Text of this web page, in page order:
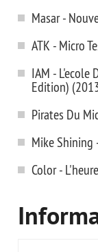
Masar -
ATK - Micro
IAM - L'ecole
Edition)
Pirates Du
Mike Shining
Color -